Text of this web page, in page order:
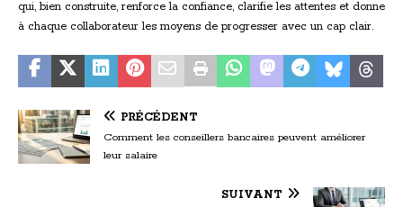
qui, bien construite, renforce la confiance, clarifie les attentes et donne
à chaque collaborateur les moyens de progresser avec un cap clair.
PRÉCÉDENT
Comment les conseillers bancaires peuvent améliorer
leur salaire
SUIVANT